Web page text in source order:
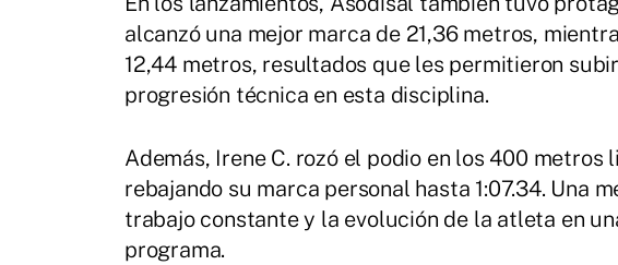
alcanzó una mejor marca de 21,36 metros,
12,44 metros, resultados que les permitieron
progresión técnica en esta disciplina.
Además, Irene C. rozó el podio en los 400
rebajando su marca personal hasta 1:07.34. Una
trabajo constante y la evolución de la atleta en
programa.